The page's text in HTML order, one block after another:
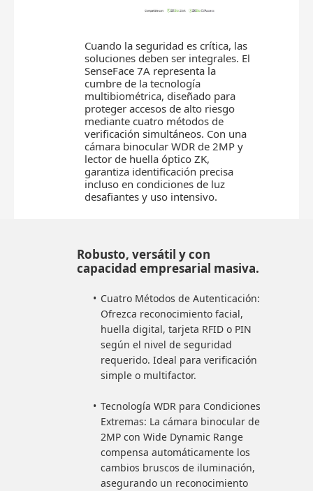
Cuando la seguridad es crítica, las
soluciones deben ser integrales. El
SenseFace 7A representa la
cumbre de la tecnología
multibiométrica, diseñado para
proteger accesos de alto riesgo
mediante cuatro métodos de
verificación simultáneos. Con una
cámara binocular WDR de 2MP y
lector de huella óptico ZK,
garantiza identificación precisa
incluso en condiciones de luz
desafiantes y uso intensivo.
Robusto, versátil y con
capacidad empresarial masiva.
Cuatro Métodos de Autenticación:
Ofrezca reconocimiento facial,
huella digital, tarjeta RFID o PIN
según el nivel de seguridad
requerido. Ideal para verificación
simple o multifactor.
Tecnología WDR para Condiciones
Extremas: La cámara binocular de
2MP con Wide Dynamic Range
compensa automáticamente los
cambios bruscos de iluminación,
asegurando un reconocimiento